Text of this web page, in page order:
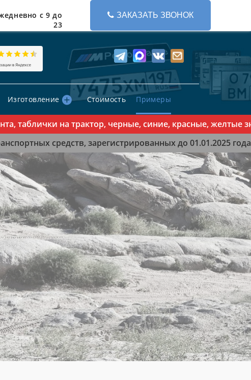
с 9 до
23
ЗАКАЗАТЬ ЗВОНОК
Изготовление Стоимость Примеры
на трактор, черные, синие, красные, желтые
средств, зарегистрированных до 01.01.2025 года